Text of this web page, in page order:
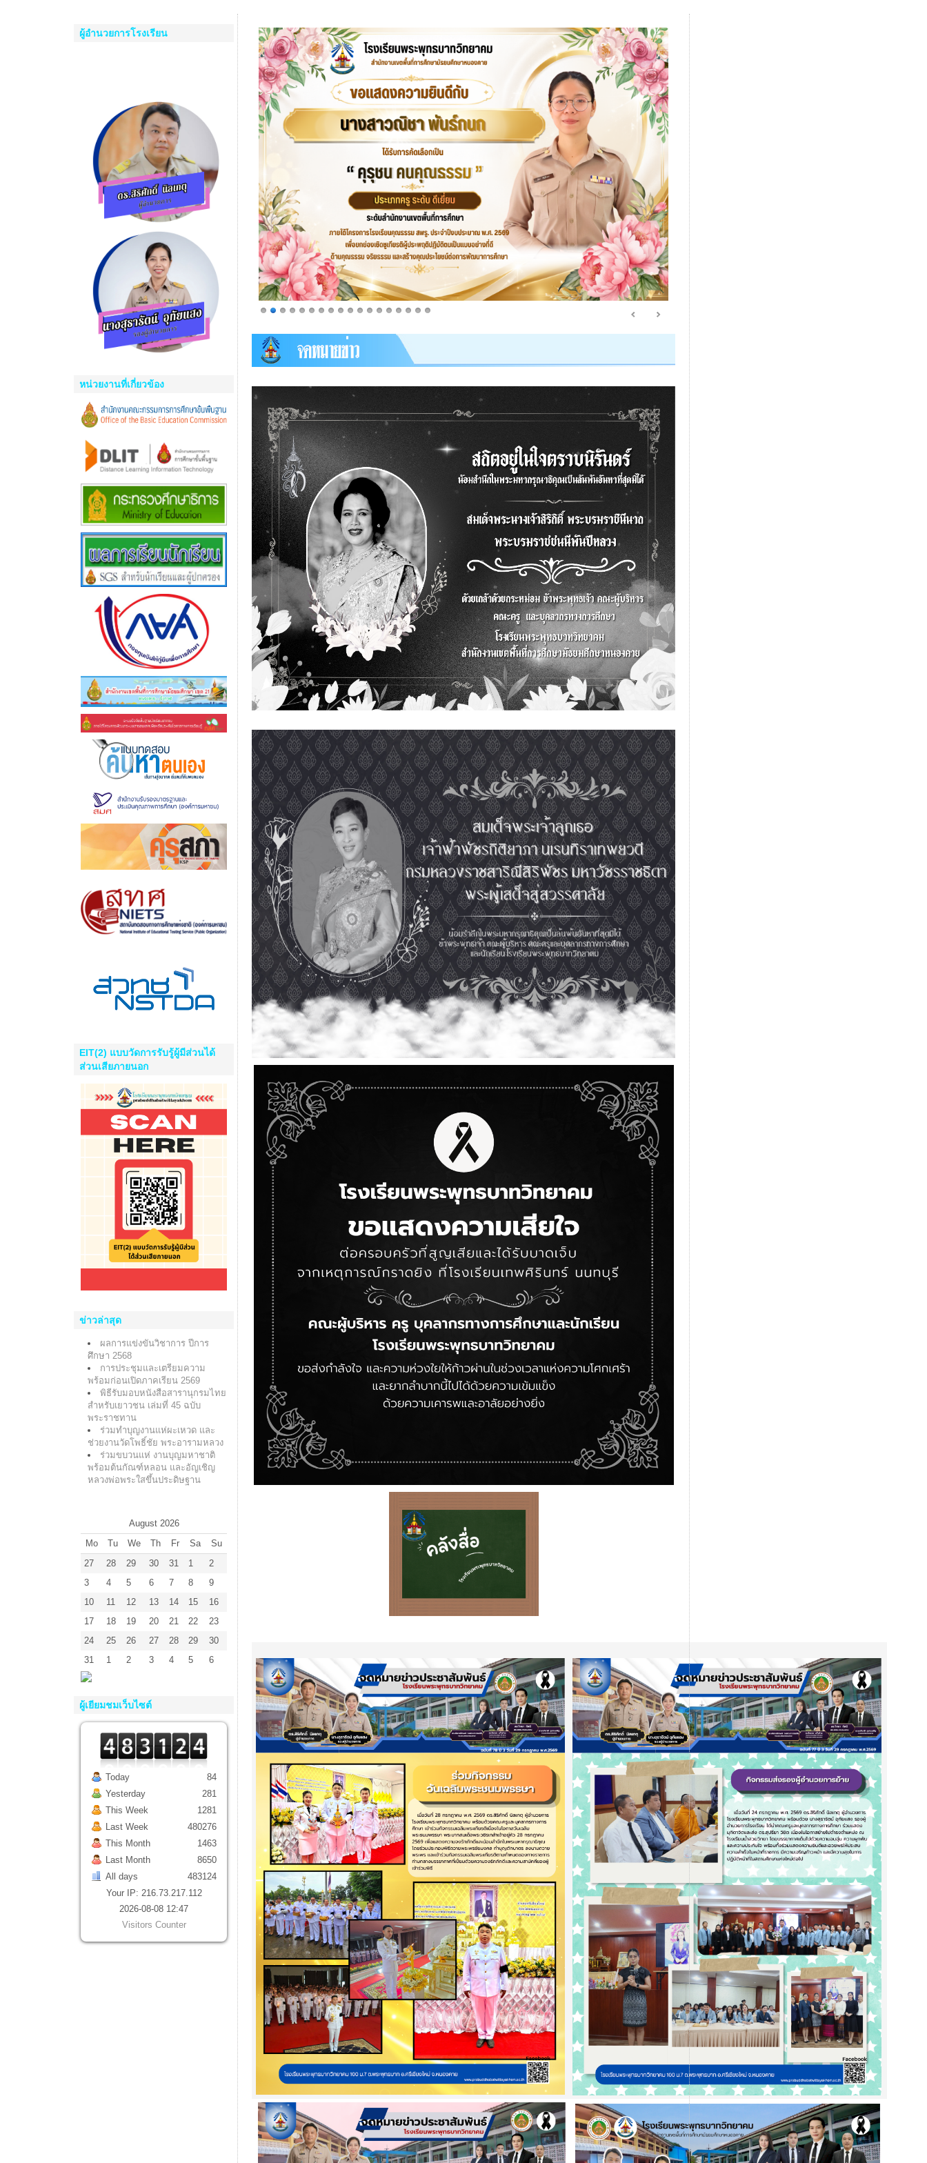
ผู้อำนวยการโรงเรียน
หน่วยงานที่เกี่ยวข้อง
EIT(2) แบบวัดการรับรู้ผู้มีส่วนได้
ส่วนเสียภายนอก
ข่าวล่าสุด
ผลการแข่งขันวิชาการ ปีการ
ศึกษา 2568
การประชุมและเตรียมความ
พร้อมก่อนเปิดภาคเรียน 2569
พิธีรับมอบหนังสือสารานุกรมไทย
สำหรับเยาวชน เล่มที่ 45 ฉบับ
พระราชทาน
ร่วมทำบุญงานแห่ผะเหวด และ
ช่วยงานวัดโพธิ์ชัย พระอารามหลวง
ร่วมขบวนแห่ งานบุญมหาชาติ
พร้อมต้นกัณฑ์หลอน และอัญเชิญ
หลวงพ่อพระใสขึ้นประดิษฐาน
August 2026
Mo
Tu We Th Fr Sa
Su
27
28 29 30 31 1
2
3
4 5 6 7 8
9
10
11 12 13 14 15
16
17
18 19 20 21 22
23
24
25 26 27 28 29
30
31
1 2 3 4 5 6
ผู้เยียมชมเว็บไซต์
Today
Yesterday
This Week
Last Week
This Month
Last Month
All days
84
281
1281
480276
1463
8650
483124
Your IP: 216.73.217.112
2026-08-08 12:47
Visitors Counter